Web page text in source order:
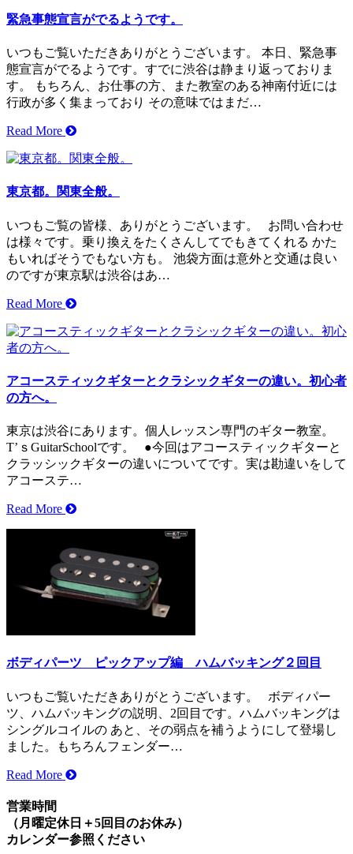
緊急事態宣言がでるようです。
いつもご覧いただきありがとうございます。 本日、緊急事
態宣言がでるようです。すでに渋谷は静まり返っておりま
す。 もちろん、お仕事の方、また教室のある神南付近には
行政が多く集まっており その意味ではまだ…
Read More
東京都。関東全般。
いつもご覧の皆様、ありがとうございます。 お問い合わせ
は様々です。乗り換えをたくさんしてでもきてくれる かた
もいればそうでもない方も。 池袋方面は意外と交通は良い
のですが東京駅は渋谷はあ…
Read More
アコースティックギターとクラシックギターの違い。初心者
の方へ。
東京は渋谷にあります。個人レッスン専門のギター教室。
T’ｓGuitarSchoolです。 ●今回はアコースティックギターと
クラッシックギターの違いについてです。実は勘違いをして
アコーステ…
Read More
ボディパーツ ピックアップ編 ハムバッキング２回目
いつもご覧いただきありがとうございます。 ボディパー
ツ、ハムバッキングの説明、2回目です。ハムバッキングは
シングルコイルの あと、その弱点を補うようにして登場し
ました。もちろんフェンダー…
Read More
営業時間
（月曜定休日＋5回目のお休み）
カレンダー参照ください